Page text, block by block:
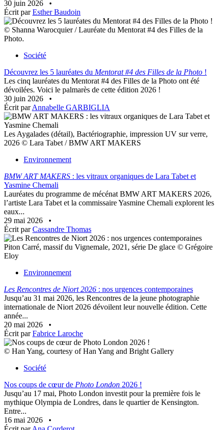
30 juin 2026
•
Écrit parEsther Baudoin
© Shanna Warocquier / Lauréate du Mentorat #4 des Filles de la
Photo.
Société
Découvrez les 5 lauréates du Mentorat #4 des Filles de la Photo !
Les cinq lauréates du Mentorat #4 des Filles de la Photo ont été
dévoilées. Voici le palmarès de cette édition 2026 !
30 juin 2026
•
Écrit parAnnabelle GARBIGLIA
Les Aygalades (détail), Bactériographie, impression UV sur verre,
2026 © Lara Tabet / BMW ART MAKERS
Environnement
BMW ART MAKERS : les vitraux organiques de Lara Tabet et
Yasmine Chemali
Lauréates du programme de mécénat BMW ART MAKERS 2026,
l’artiste Lara Tabet et la commissaire Yasmine Chemali explorent les
eaux...
29 mai 2026
•
Écrit parCassandre Thomas
Piton Carré, massif du Vignemale, 2021, série De glace © Grégoire
Eloy
Environnement
Les Rencontres de Niort 2026 : nos urgences contemporaines
Jusqu’au 31 mai 2026, les Rencontres de la jeune photographie
internationale de Niort 2026 dévoilent leur nouvelle édition. Cette
année...
20 mai 2026
•
Écrit parFabrice Laroche
© Han Yang, courtesy of Han Yang and Bright Gallery
Société
Nos coups de cœur de Photo London 2026 !
Jusqu’au 17 mai, Photo London investit pour la première fois le
mythique Olympia de Londres, dans le quartier de Kensington.
Entre...
16 mai 2026
•